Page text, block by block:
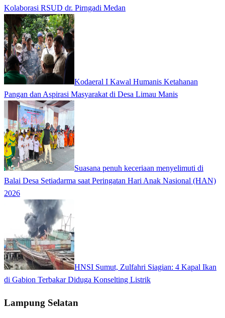
Kolaborasi RSUD dr. Pirngadi Medan‎
Kodaeral I Kawal Humanis Ketahanan
Pangan dan Aspirasi Masyarakat di Desa Limau Manis
Suasana penuh keceriaan menyelimuti di
Balai Desa Setiadarma saat Peringatan Hari Anak Nasional (HAN)
2026
HNSI Sumut, Zulfahri Siagian: 4 Kapal Ikan
di Gabion Terbakar Diduga Konselting Listrik
Lampung Selatan